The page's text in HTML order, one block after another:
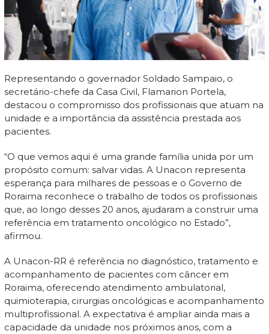
Representando o governador Soldado Sampaio, o
secretário-chefe da Casa Civil, Flamarion Portela,
destacou o compromisso dos profissionais que atuam na
unidade e a importância da assistência prestada aos
pacientes.
“O que vemos aqui é uma grande família unida por um
propósito comum: salvar vidas. A Unacon representa
esperança para milhares de pessoas e o Governo de
Roraima reconhece o trabalho de todos os profissionais
que, ao longo desses 20 anos, ajudaram a construir uma
referência em tratamento oncológico no Estado”,
afirmou.
A Unacon-RR é referência no diagnóstico, tratamento e
acompanhamento de pacientes com câncer em
Roraima, oferecendo atendimento ambulatorial,
quimioterapia, cirurgias oncológicas e acompanhamento
multiprofissional. A expectativa é ampliar ainda mais a
capacidade da unidade nos próximos anos, com a